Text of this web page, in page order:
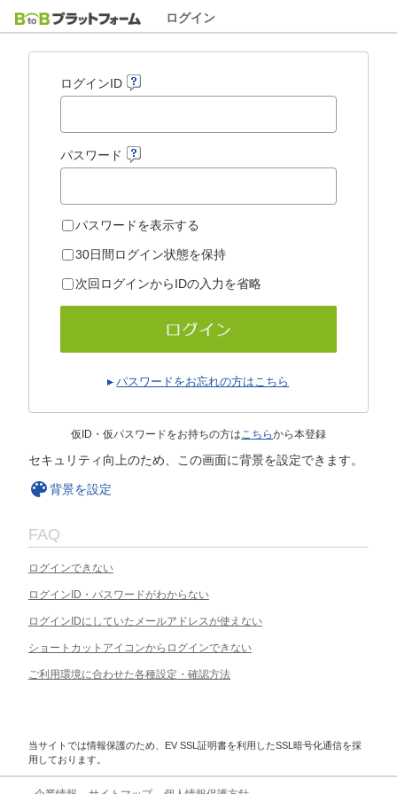
ログイン
ログインID
パスワード
パスワードを表示する
30日間ログイン状態を保持
次回ログインからIDの入力を省略
パスワードをお忘れの方はこちら
仮ID・仮パスワードをお持ちの方はこちらから本登録
セキュリティ向上のため、この画面に背景を設定できます。
背景を設定
FAQ
ログインできない
ログインID・パスワードがわからない
ログインIDにしていたメールアドレスが使えない
ショートカットアイコンからログインできない
ご利用環境に合わせた各種設定・確認方法
当サイトでは情報保護のため、EV SSL証明書を利用したSSL暗号化通信を採
用しております。